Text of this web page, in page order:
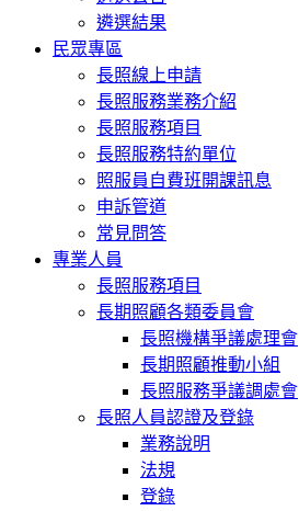
遴選結果
民眾專區
長照線上申請
長照服務業務介紹
長照服務項目
長照服務特約單位
照服員自費班開課訊息
申訴管道
常見問答
專業人員
長照服務項目
長期照顧各類委員會
長照機構爭議處理會
長期照顧推動小組
長照服務爭議調處會
長照人員認證及登錄
業務說明
法規
登錄